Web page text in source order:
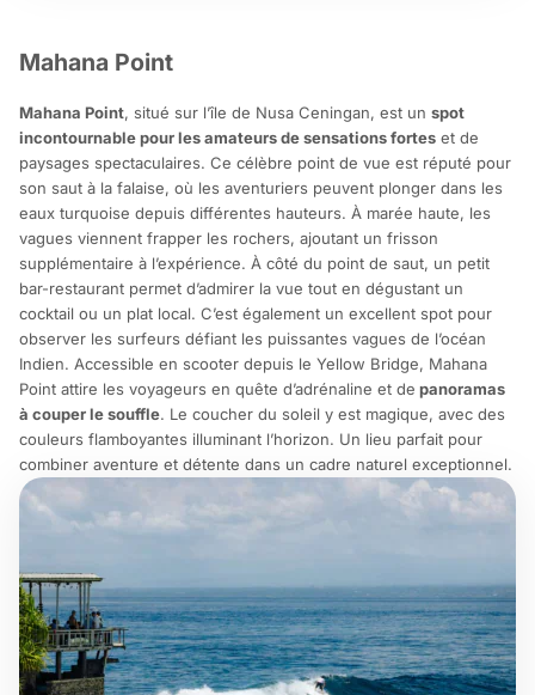
Mahana Point
Mahana Point, situé sur l’île de Nusa Ceningan, est un spot
incontournable pour les amateurs de sensations fortes et de
paysages spectaculaires. Ce célèbre point de vue est réputé pour
son saut à la falaise, où les aventuriers peuvent plonger dans les
eaux turquoise depuis différentes hauteurs. À marée haute, les
vagues viennent frapper les rochers, ajoutant un frisson
supplémentaire à l’expérience. À côté du point de saut, un petit
bar-restaurant permet d’admirer la vue tout en dégustant un
cocktail ou un plat local. C’est également un excellent spot pour
observer les surfeurs défiant les puissantes vagues de l’océan
Indien. Accessible en scooter depuis le Yellow Bridge, Mahana
Point attire les voyageurs en quête d’adrénaline et de panoramas
à couper le souffle. Le coucher du soleil y est magique, avec des
couleurs flamboyantes illuminant l’horizon. Un lieu parfait pour
combiner aventure et détente dans un cadre naturel exceptionnel.